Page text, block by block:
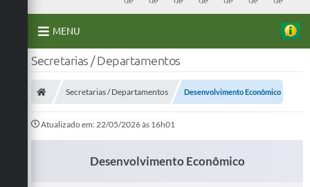
MENU
A Prefeitura
Secretarias
Telefones
Secretarias / Departamentos
Secretarias / Departamentos Desenvolvimento Econômico
Atualizado em: 22/05/2026 às 16h01
Desenvolvimento Econômico